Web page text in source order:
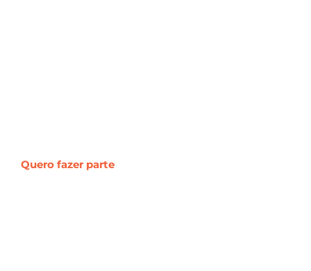
Quero fazer parte